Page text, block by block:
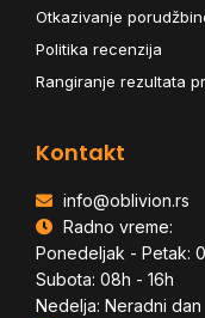
Otkazivanje
Politika recenzija
Rangiranje rezultata
Kontakt
info@oblivion.rs
Radno vreme:
Ponedeljak - Petak:
Subota: 08h - 16h
Nedelja: Neradni dan